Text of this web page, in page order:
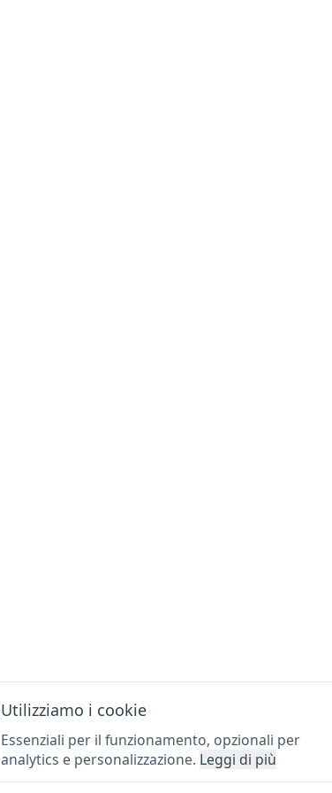
Utilizziamo i cookie
Essenziali per il funzionamento, opzionali per
analytics e personalizzazione. Leggi di più